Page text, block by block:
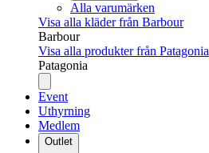
Alla varumärken
Visa alla kläder från Barbour
Barbour
Visa alla produkter från Patagonia
Patagonia
Event
Uthyrning
Medlem
Outlet